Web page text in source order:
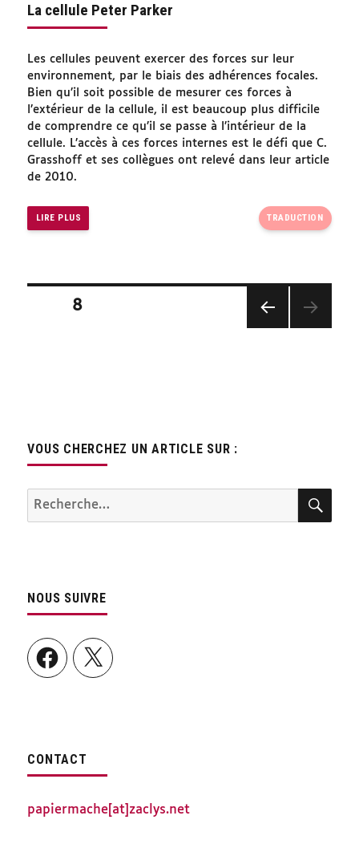
La cellule Peter Parker
Les cellules peuvent exercer des forces sur leur
environnement, par le biais des adhérences focales.
Bien qu’il soit possible de mesurer ces forces à
l’extérieur de la cellule, il est beaucoup plus difficile
de comprendre ce qu’il se passe à l’intérieur de la
cellule. L’accès à ces forces internes est le défi que C.
Grasshoff et ses collègues ont relevé dans leur article
de 2010.
LIRE PLUS TRADUCTION
Pagination
8
VOUS CHERCHEZ UN ARTICLE SUR :
Recherche
pour :
NOUS SUIVRE
Facebook
X
CONTACT
papiermache[at]zaclys.net